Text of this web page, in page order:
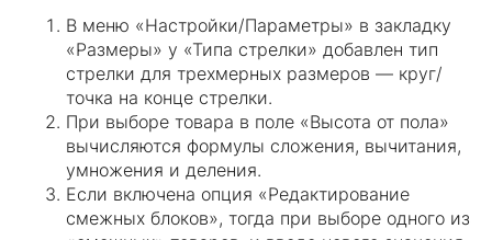
В меню «Настройки/Параметры» в закладку
«Размеры» у «Типа стрелки» добавлен тип
стрелки для трехмерных размеров — круг/
точка на конце стрелки.
При выборе товара в поле «Высота от пола»
вычисляются формулы сложения, вычитания,
умножения и деления.
Если включена опция «Редактирование
смежных блоков», тогда при выборе одного из